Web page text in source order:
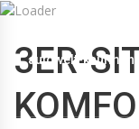
autowelt-
3ER-